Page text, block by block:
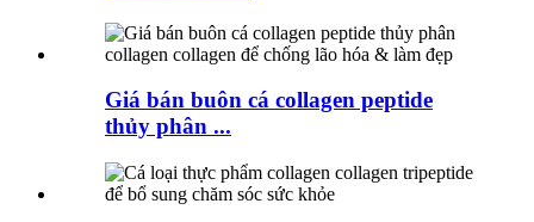
Giá bán buôn cá collagen peptide
thủy phân ...